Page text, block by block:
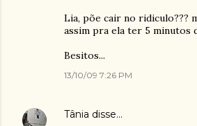
Lia, põe cair no ridiculo???
assim pra ela ter 5 minutos
Besitos...
13/10/09 7:26 PM
Tânia disse…